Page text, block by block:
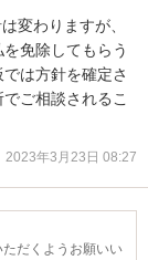
変わりますが、
免除してもらう
は方針を確定さ
ご相談されるこ
2023年3月23日 08:27
だくようお願いい